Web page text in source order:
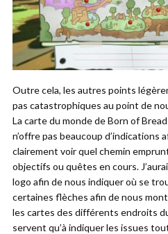
Outre cela, les autres points
pas catastrophiques au point de
La carte du monde de Born of
n’offre pas beaucoup d’indications
clairement voir quel chemin
objectifs ou quêtes en cours.
logo afin de nous indiquer où se
certaines flèches afin de nous
les cartes des différents endroits
servent qu’à indiquer les issues